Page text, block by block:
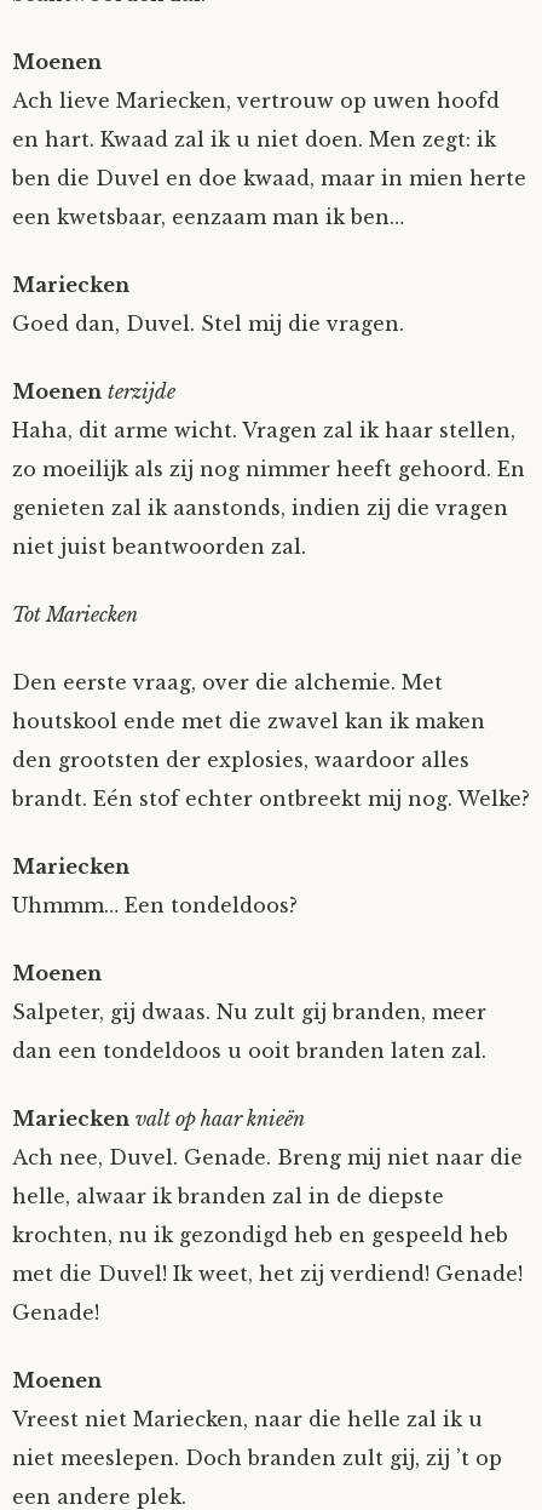
Moenen
Ach lieve Mariecken, vertrouw op uwen hoofd
en hart. Kwaad zal ik u niet doen. Men zegt: ik
ben die Duvel en doe kwaad, maar in mien herte
een kwetsbaar, eenzaam man ik ben…
Mariecken
Goed dan, Duvel. Stel mij die vragen.
Moenen terzijde
Haha, dit arme wicht. Vragen zal ik haar stellen,
zo moeilijk als zij nog nimmer heeft gehoord. En
genieten zal ik aanstonds, indien zij die vragen
niet juist beantwoorden zal.
Tot Mariecken
Den eerste vraag, over die alchemie. Met
houtskool ende met die zwavel kan ik maken
den grootsten der explosies, waardoor alles
brandt. Eén stof echter ontbreekt mij nog. Welke?
Mariecken
Uhmmm… Een tondeldoos?
Moenen
Salpeter, gij dwaas. Nu zult gij branden, meer
dan een tondeldoos u ooit branden laten zal.
Mariecken valt op haar knieën
Ach nee, Duvel. Genade. Breng mij niet naar die
helle, alwaar ik branden zal in de diepste
krochten, nu ik gezondigd heb en gespeeld heb
met die Duvel! Ik weet, het zij verdiend! Genade!
Genade!
Moenen
Vreest niet Mariecken, naar die helle zal ik u
niet meeslepen. Doch branden zult gij, zij ’t op
een andere plek.